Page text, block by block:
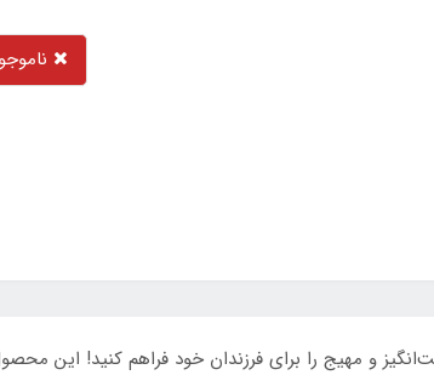
و مهیج را برای فرزندان خود فراهم کنید! این